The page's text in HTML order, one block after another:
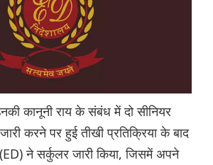
कानूनी राय के संबंध में दो सीनियर
करने पर हुई तीखी प्रतिक्रिया के बाद
ने सर्कुलर जारी किया, जिसमें अपने